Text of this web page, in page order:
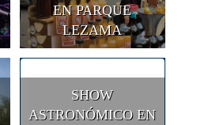
EN PARQUE
LEZAMA
SHOW
ASTRONÓMICO EN